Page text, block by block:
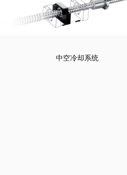
中空冷却系统